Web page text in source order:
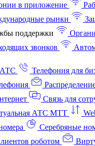
в приложение
рынки
поддержки
звонков
АТС
Телефония для
Связь для
АТС МТТ
Серебряные
роботом